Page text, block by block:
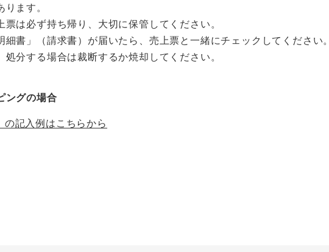
ります。
票は必ず持ち帰り、大切に保管してください。
細書」（請求書）が届いたら、売上票と一緒にチェックしてください。
処分する場合は裁断するか焼却してください。
ングの場合
の記入例はこちらから